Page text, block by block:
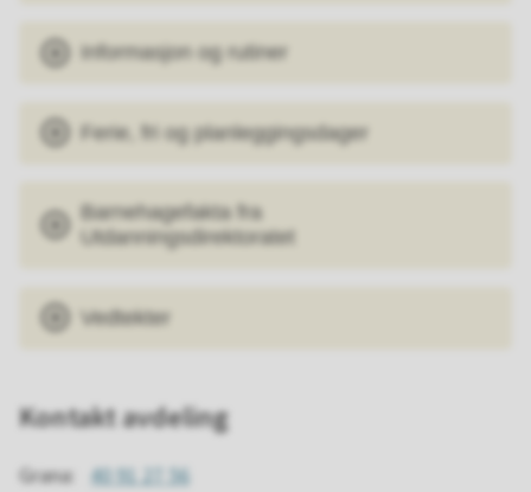
Informasjon og rutiner
Ferie, fri og planleggingsdager
Barnehagefakta fra
Utdanningsdirektoratet
Vedtekter
Kontakt avdeling
Grana: 40 91 27 56